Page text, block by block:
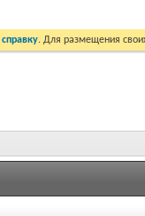
справку. Для размещения